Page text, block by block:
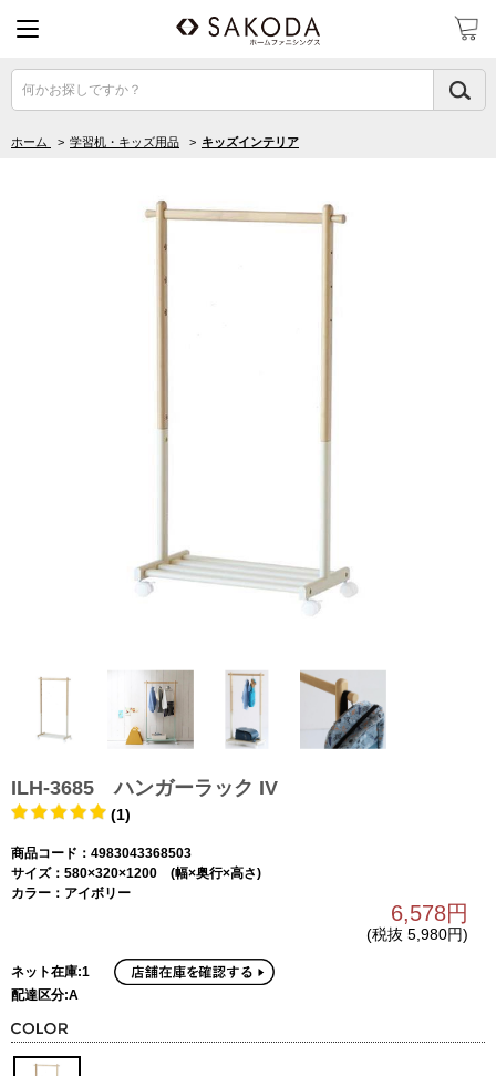
何かお探しですか？
ホーム > 学習机・キッズ用品 > キッズインテリア
ILH-3685 ハンガーラック IV
(1)
商品コード：4983043368503
サイズ：580×320×1200 (幅×奥行×高さ)
カラー：アイボリー
6,578円
(税抜 5,980円)
ネット在庫:1
配達区分:A